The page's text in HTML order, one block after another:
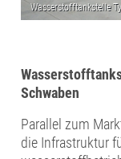
Schwaben
Parallel zum
die Infrastruktur